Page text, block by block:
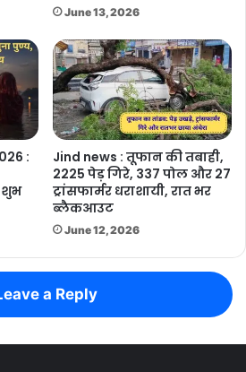
June 13, 2026
:
शुभ
Jind news : तूफान की तबाही,
2225 पेड़ गिरे, 337 पोल और 27
ट्रांसफार्मर धराशायी, रात भर
ब्लैकआउट
June 12, 2026
a Reply